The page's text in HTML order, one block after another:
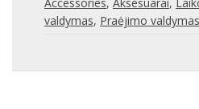
valdymas, Praėjimo valdymas